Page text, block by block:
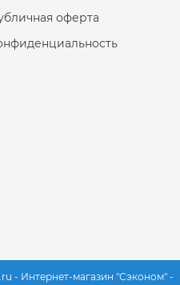
оферта
- Интернет-магазин "Сэконом" -